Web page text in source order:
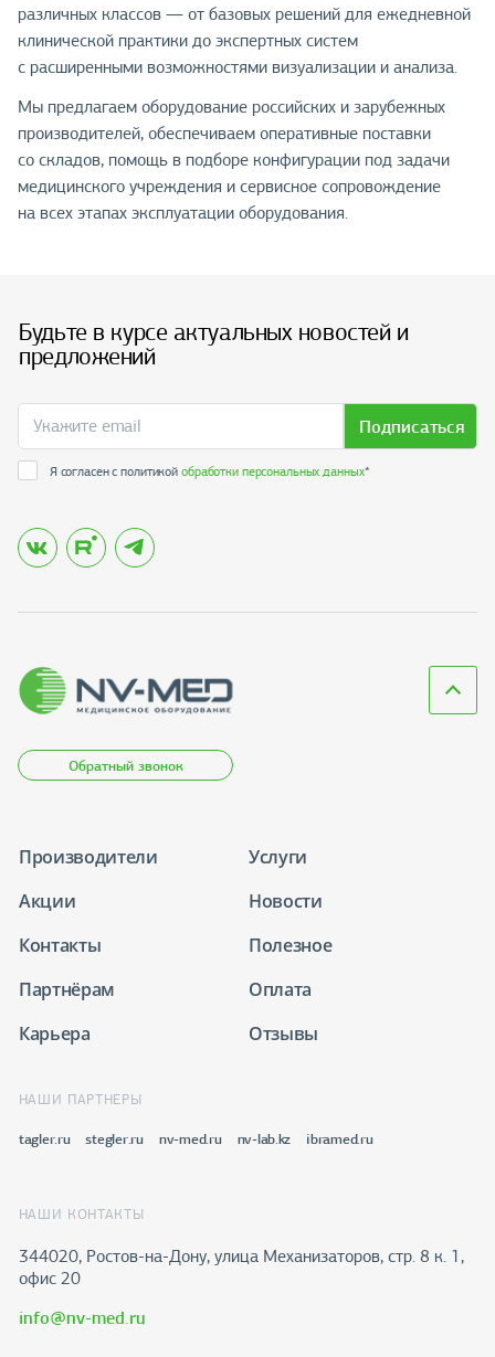
различных классов — от базовых решений для ежедневной
клинической практики до экспертных систем
с расширенными возможностями визуализации и анализа.
Мы предлагаем оборудование российских и зарубежных
производителей, обеспечиваем оперативные поставки
со складов, помощь в подборе конфигурации под задачи
медицинского учреждения и сервисное сопровождение
на всех этапах эксплуатации оборудования.
Будьте в курсе актуальных новостей и
предложений
Подписаться
Я согласен с политикойобработки персональных данных*
Обратный звонок
Производители
Услуги
Акции
Новости
Контакты
Полезное
Партнёрам
Оплата
Карьера
Отзывы
НАШИ ПАРТНЕРЫ
tagler.ru stegler.ru nv-med.ru nv-lab.kz ibramed.ru
НАШИ КОНТАКТЫ
344020, Ростов-на-Дону​, улица Механизаторов, стр. 8 к. 1,
офис 20
info@nv-med.ru